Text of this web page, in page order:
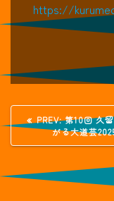
https://
投
稿
ナ
PREV:過
去
の
投
第10回 久
がる大道芸